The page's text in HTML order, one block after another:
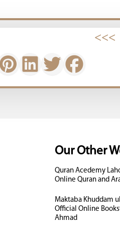
>>>
Our Other
Quran Acedemy
Online Quran and
Maktaba Khuddam
Official Online
Ahmad